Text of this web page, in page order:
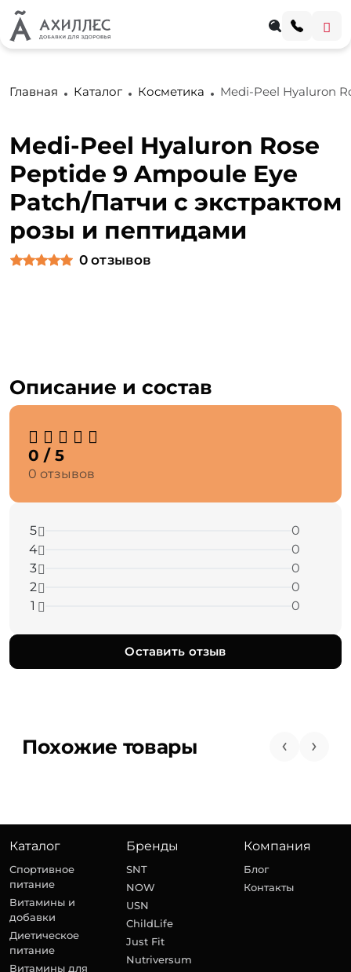
Главная Каталог Косметика Medi-Peel Hyaluron
Medi-Peel Hyaluron Rose
Peptide 9 Ampoule Eye
Patch/Патчи с экстрактом
розы и пептидами
0 отзывов
Описание и состав
0 / 5
0 отзывов
5
0
4
0
3
0
2
0
1
0
Оставить отзыв
Похожие товары
Каталог
Спортивное
питание
Витамины и
добавки
Диетическое
питание
Витамины для
Бренды
SNT
NOW
USN
ChildLife
Just Fit
Nutriversum
Компания
Блог
Контакты